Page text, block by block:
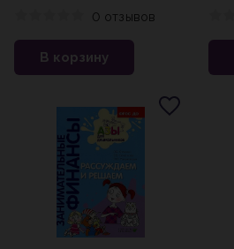
Узорова О.В.0 отзывов
В корзину